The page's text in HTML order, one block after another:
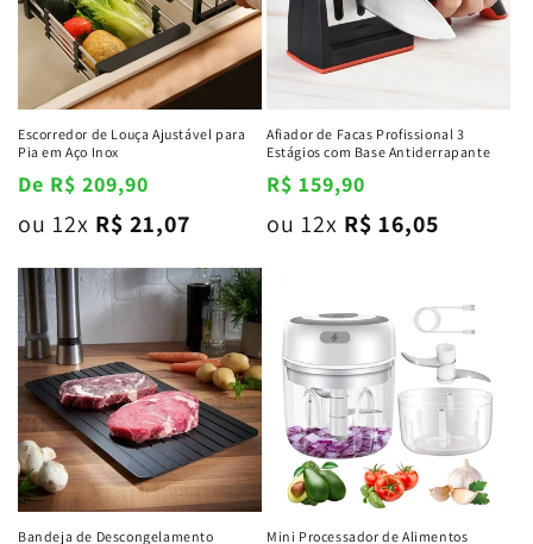
Escorredor de Louça Ajustável para
Pia em Aço Inox
Preço
normal
De R$ 209,90
ou 12x R$ 21,07
Afiador de Facas Profissional 3
Estágios com Base Antiderrapante
Preço
normal
R$ 159,90
ou 12x R$ 16,05
Bandeja de Descongelamento
Mini Processador de Alimentos